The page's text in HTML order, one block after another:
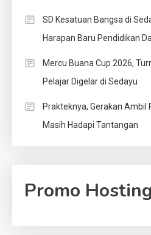
SD Kesatuan Bangsa di
Harapan Baru Pendidikan
Mercu Buana Cup 2026,
Pelajar Digelar di Sedayu
Prakteknya, Gerakan Ambil
Masih Hadapi Tantangan
Promo Hosting